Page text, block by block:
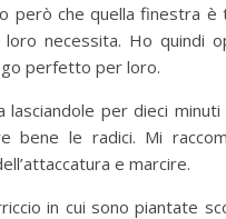
però che quella finestra
necessita. Ho quindi
perfetto per loro.
per dieci minuti
bene le radici. Mi
e marcire.
in cui sono piantate